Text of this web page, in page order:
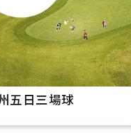
五日三場球